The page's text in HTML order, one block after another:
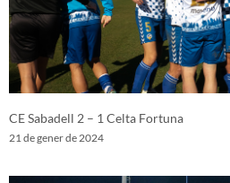
CE Sabadell 2 – 1 Celta Fortuna
21 de gener de 2024